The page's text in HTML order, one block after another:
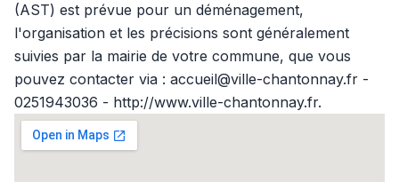
(AST) est prévue pour un déménagement,
l'organisation et les précisions sont généralement
suivies par la mairie de votre commune, que vous
pouvez contacter via : accueil@ville-chantonnay.fr -
0251943036 - http://www.ville-chantonnay.fr.